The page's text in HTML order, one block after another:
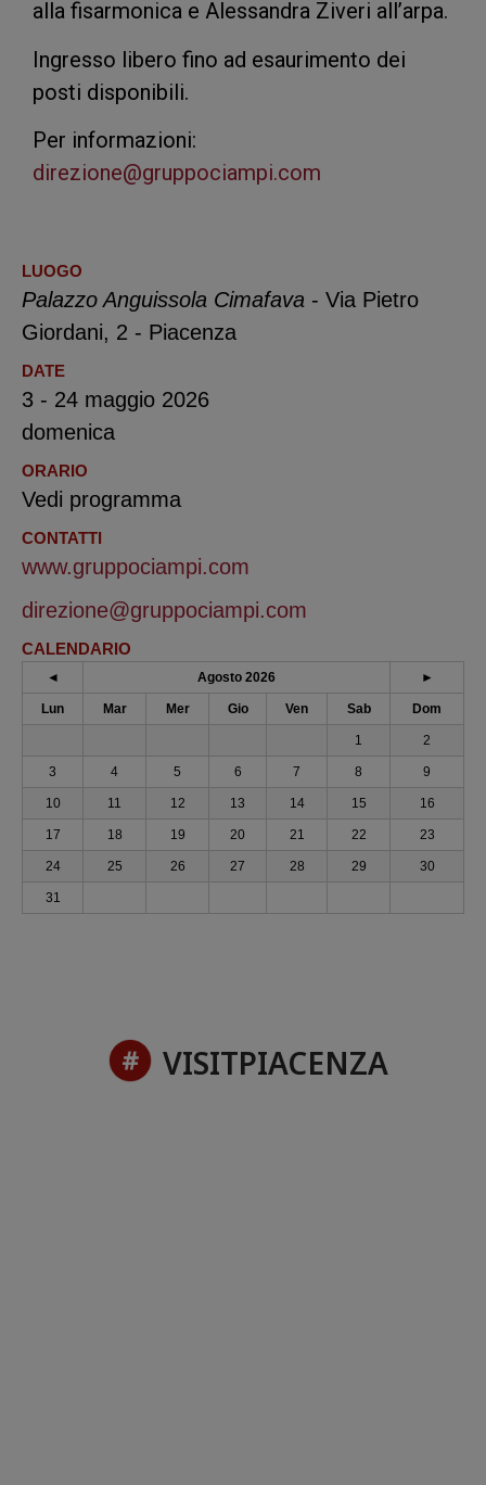
alla fisarmonica e Alessandra Ziveri all’arpa.
Ingresso libero fino ad esaurimento dei
posti disponibili.
Per informazioni:
direzione@gruppociampi.com
LUOGO
Palazzo Anguissola Cimafava - Via Pietro
Giordani, 2 - Piacenza
DATE
3 - 24 maggio 2026
domenica
ORARIO
Vedi programma
CONTATTI
www.gruppociampi.com
direzione@gruppociampi.com
CALENDARIO
◄ Agosto 2026 ►
Lun Mar Mer Gio Ven Sab Dom
1 2
3 4 5 6 7 8 9
10 11 12 13 14 15 16
17 18 19 20 21 22 23
24 25 26 27 28 29 30
31
VISITPIACENZA